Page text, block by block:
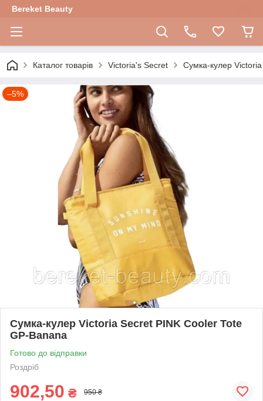
Bereket Beauty
Каталог товарів Victoria's Secret Сумка-кулер
–5%
Сумка-кулер Victoria Secret PINK Cooler Tote
GP-Banana
Готово до відправки
Роздріб
902,50 ₴ 950 ₴